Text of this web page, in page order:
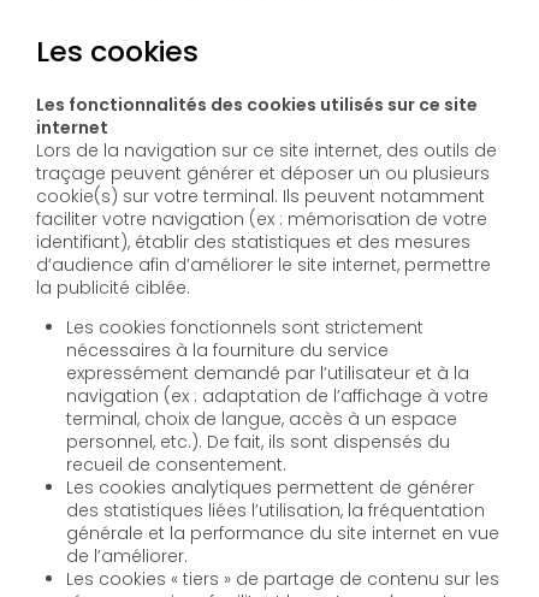
Les cookies
Les fonctionnalités des cookies utilisés sur ce site
internet
Lors de la navigation sur ce site internet, des outils de
traçage peuvent générer et déposer un ou plusieurs
cookie(s) sur votre terminal. Ils peuvent notamment
faciliter votre navigation (ex : mémorisation de votre
identifiant), établir des statistiques et des mesures
d’audience afin d’améliorer le site internet, permettre
la publicité ciblée.
Les cookies fonctionnels sont strictement
nécessaires à la fourniture du service
expressément demandé par l’utilisateur et à la
navigation (ex : adaptation de l’affichage à votre
terminal, choix de langue, accès à un espace
personnel, etc.). De fait, ils sont dispensés du
recueil de consentement.
Les cookies analytiques permettent de générer
des statistiques liées l’utilisation, la fréquentation
générale et la performance du site internet en vue
de l’améliorer.
Les cookies « tiers » de partage de contenu sur les